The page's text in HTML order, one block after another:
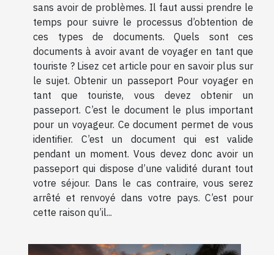
sans avoir de problèmes. Il faut aussi prendre le
temps pour suivre le processus d’obtention de
ces types de documents. Quels sont ces
documents à avoir avant de voyager en tant que
touriste ? Lisez cet article pour en savoir plus sur
le sujet. Obtenir un passeport Pour voyager en
tant que touriste, vous devez obtenir un
passeport. C’est le document le plus important
pour un voyageur. Ce document permet de vous
identifier. C’est un document qui est valide
pendant un moment. Vous devez donc avoir un
passeport qui dispose d’une validité durant tout
votre séjour. Dans le cas contraire, vous serez
arrêté et renvoyé dans votre pays. C’est pour
cette raison qu’il...